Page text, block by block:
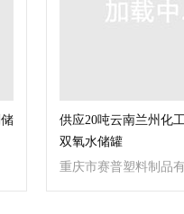
供应20吨云南兰州化
双氧水储罐
重庆市赛普塑料制品